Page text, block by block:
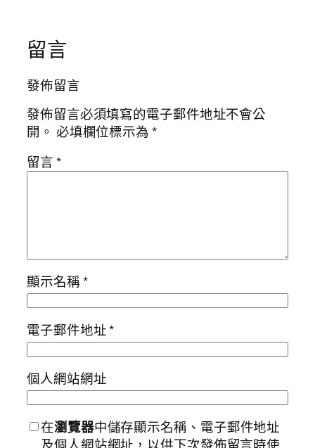
留言
發佈留言
發佈留言必須填寫的電子郵件地址不會公
開。 必填欄位標示為*
留言*
顯示名稱*
電子郵件地址*
個人網站網址
在瀏覽器中儲存顯示名稱、電子郵件地址